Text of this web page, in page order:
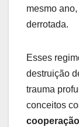
mesmo
derrotada.
Esses
destruição
trauma
conceitos